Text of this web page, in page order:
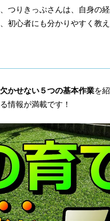
つりきっぷさんは、自身の
心者にも分かりやすく教え
かせない５つの基本作業を
情報が満載です！